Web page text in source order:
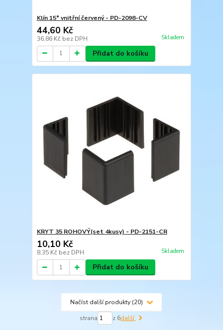
Klín 15° vnitřní červený - PD-2098-CV
44,60 Kč
36,86 Kč bez DPH Skladem
Přidat do košíku
KRYT 35 ROHOVÝ(set 4kusy) - PD-2151-CR
10,10 Kč
8,35 Kč bez DPH Skladem
Přidat do košíku
Načíst další produkty (20)
strana z 6další